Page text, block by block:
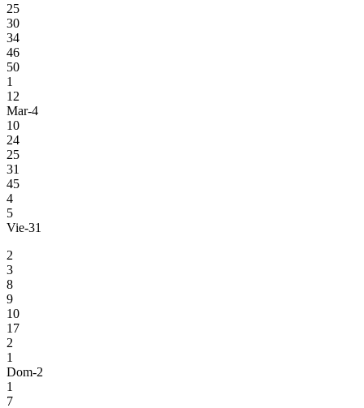
25
30
34
46
50
1
12
Mar-4
10
24
25
31
45
4
5
Vie-31
2
3
8
9
10
17
2
1
Dom-2
1
7